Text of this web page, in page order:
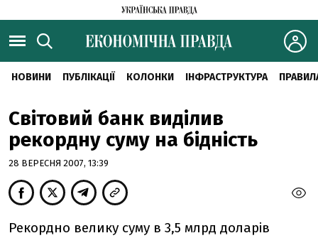
НОВИНИ ПУБЛІКАЦІЇ КОЛОНКИ ІНФРАСТРУКТУРА
Світовий банк виділив
рекордну суму на бідність
28 ВЕРЕСНЯ 2007, 13:39
Рекордно велику суму в 3,5 млрд доларів